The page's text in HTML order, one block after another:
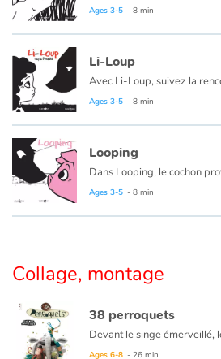
Ages 3-5 - 8 min
Li-Loup
Ages 3-5 - 8 min
Looping
Ages 3-5 - 8 min
Collage, montage
38 perroquets
Ages 6-8 - 26 min